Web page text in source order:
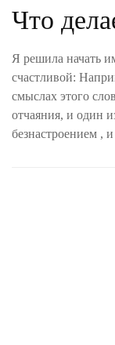
Что
Я решила начать
счастливой:
смыслах этого
отчаяния, и один
безнастроением ,